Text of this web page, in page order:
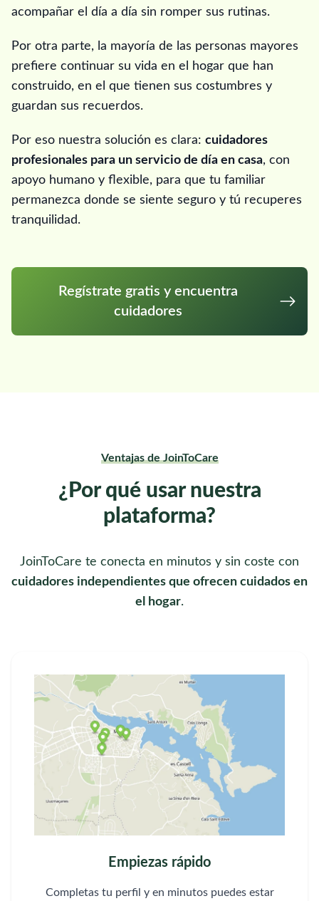
acompañar el día a día sin romper sus rutinas.
Por otra parte, la mayoría de las personas mayores
prefiere continuar su vida en el hogar que han
construido, en el que tienen sus costumbres y
guardan sus recuerdos.
Por eso nuestra solución es clara: cuidadores
profesionales para un servicio de día en casa, con
apoyo humano y flexible, para que tu familiar
permanezca donde se siente seguro y tú recuperes
tranquilidad.
Regístrate gratis y encuentra
cuidadores
Ventajas de JoinToCare
¿Por qué usar nuestra
plataforma?
JoinToCare te conecta en minutos y sin coste con
cuidadores independientes que ofrecen cuidados en
el hogar.
Empiezas rápido
Completas tu perfil y en minutos puedes estar